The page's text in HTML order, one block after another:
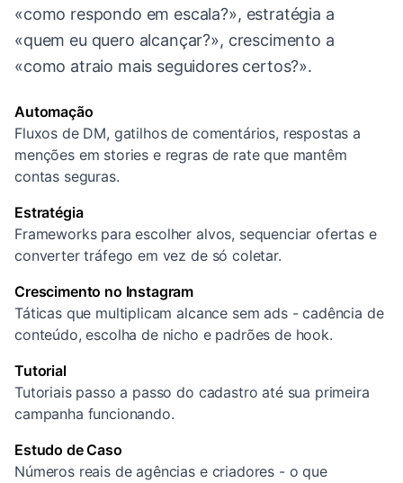
«como respondo em escala?», estratégia a
«quem eu quero alcançar?», crescimento a
«como atraio mais seguidores certos?».
Automação
Fluxos de DM, gatilhos de comentários, respostas a
menções em stories e regras de rate que mantêm
contas seguras.
Estratégia
Frameworks para escolher alvos, sequenciar ofertas e
converter tráfego em vez de só coletar.
Crescimento no Instagram
Táticas que multiplicam alcance sem ads - cadência de
conteúdo, escolha de nicho e padrões de hook.
Tutorial
Tutoriais passo a passo do cadastro até sua primeira
campanha funcionando.
Estudo de Caso
Números reais de agências e criadores - o que